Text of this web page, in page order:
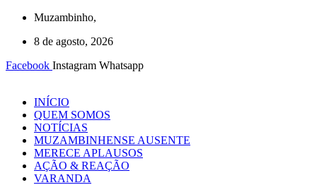
Muzambinho,
8 de agosto, 2026
Facebook Instagram Whatsapp
INÍCIO
QUEM SOMOS
NOTÍCIAS
MUZAMBINHENSE AUSENTE
MERECE APLAUSOS
AÇÃO & REAÇÃO
VARANDA